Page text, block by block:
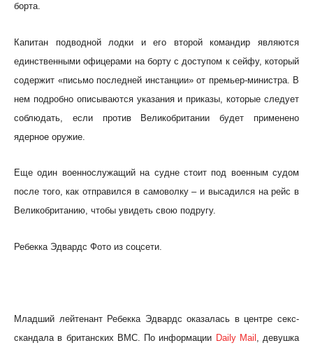
борта.
Капитан подводной лодки и его второй командир являются
единственными офицерами на борту с доступом к сейфу, который
содержит «письмо последней инстанции» от премьер-министра. В
нем подробно описываются указания и приказы, которые следует
соблюдать, если против Великобритании будет применено
ядерное оружие.
Еще один военнослужащий на судне стоит под военным судом
после того, как отправился в самоволку – и высадился на рейс в
Великобританию, чтобы увидеть свою подругу.
Ребекка Эдвардс Фото из соцсети.
Младший лейтенант Ребекка Эдвардс оказалась в центре секс-
скандала в британских ВМС. По информации Daily Mail
, девушка